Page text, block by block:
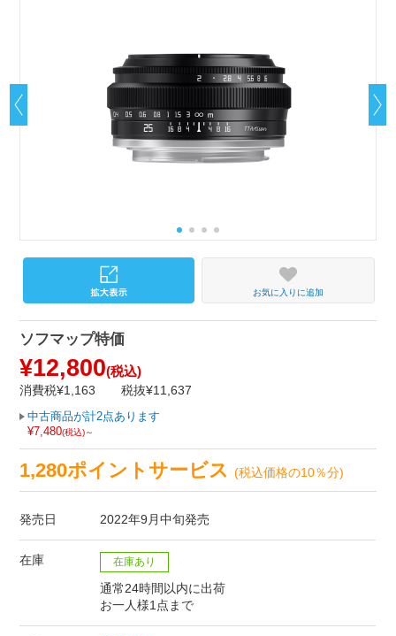
お気に入りに追加
ソフマップ特価
¥12,800(税込)
消費税¥1,163 税抜¥11,637
中古商品が計2点あります
¥7,480(税込)～
1,280ポイントサービス(税込価格の10％分)
発売日 2022年9月中旬発売
在庫 在庫あり
通常24時間以内に出荷
お一人様1点まで